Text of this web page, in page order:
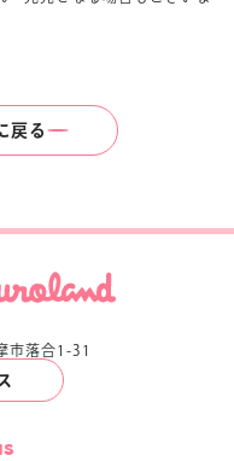
戻る
市落合1-31